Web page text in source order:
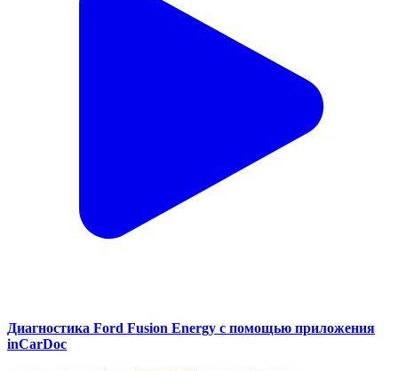
Диагностика Ford Fusion Energy с помощью приложения
inCarDoc